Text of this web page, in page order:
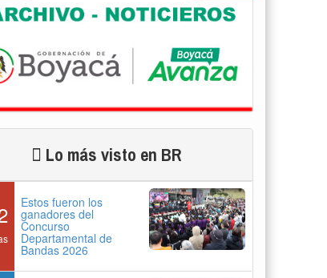
Lo más visto en BR
Estos fueron los
ganadores del
Concurso
Departamental de
Bandas 2026